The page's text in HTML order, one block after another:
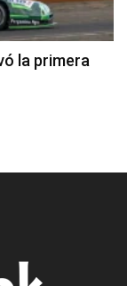
la primera